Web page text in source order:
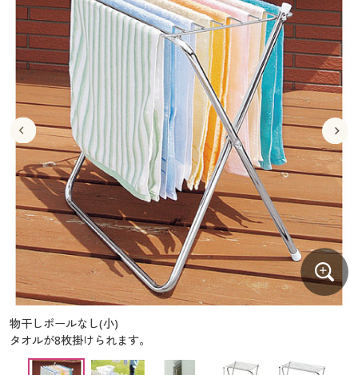
ジュニア・ティーンズ下着
メンズ下着
家電
キッチン・雑貨・日用品
寝具・インテリア・家具通販すべて
家具・収納
寝具・ベッド
カーテン・ラグ・ファブリック
美容・健康
美容・健康通販すべて
美容・健康・サプリメント
制服・スクール
制服・スクールすべて
制服・学生服
ジュニア・ティーンズ下着
大きいサイズ
大きいサイズ通販すべて
大きいサイズ レディース服
大きいサイズ レディース下着
大きいサイズ メンズ
大きいサイズ 事務・制服
バーゲン
バーゲンセール
シークレットセール
詳細検索
商品カテゴリ一覧
カタログ
カタログ・チラシからのご注文
デジタルカタログ
キッチン・雑貨・日用品
家具・収納
寝具・ベッド
カーテン・ラグ・ファブリック
美容・健康通販すべて
美容・健康・サプリメント
制服・スクール
制服・スクールすべて
制服・学生服
ジュニア・ティーンズ下着
大きいサイズ
大きいサイズ通販すべて
大きいサイズ レディース服
大きいサイズ レディース下着
大きいサイズ メンズ
大きいサイズ 事務・制服
バーゲン
バーゲンセール
シークレットセール
詳細検索
商品カテゴリ一覧
カタログ
カタログ・チラシからのご注文
デジタルカタログ
カタログ無料プレゼント
物干しポールなし(小)
タオルが8枚掛けられます。